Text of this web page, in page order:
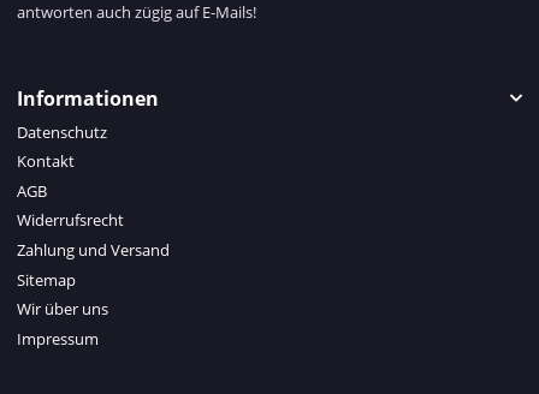
antworten auch zügig auf E-Mails!
Informationen
Datenschutz
Kontakt
AGB
Widerrufsrecht
Zahlung und Versand
Sitemap
Wir über uns
Impressum